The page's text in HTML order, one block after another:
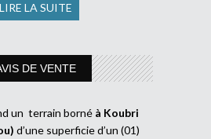
LIRE LA SUITE
DE VENTE
un terrain borné à Koubri
d’une superficie d’un (01)